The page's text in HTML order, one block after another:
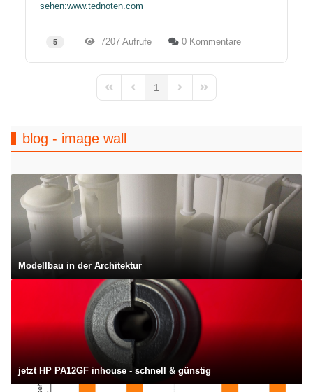
sehen:www.tednoten.com
5 7207 Aufrufe 0 Kommentare
First PagePrevious Page
1
Next PageLast Page
blog - image wall
Modellbau in der Architektur
jetzt HP PA12GF inhouse - schnell & günstig